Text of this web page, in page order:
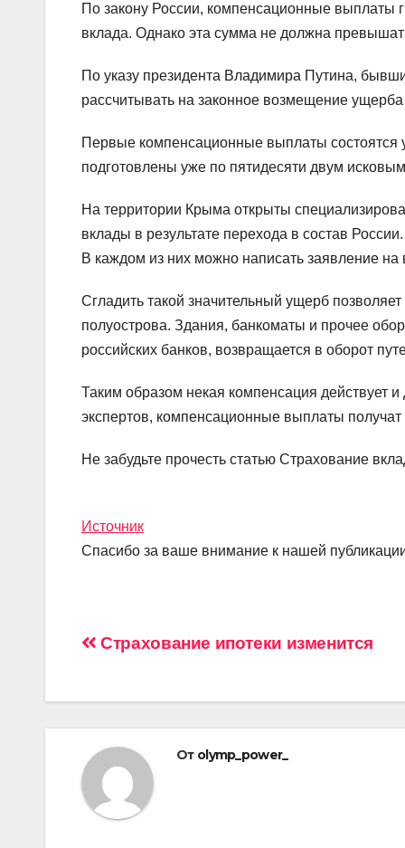
По закону России, компенсационные выплаты
вклада. Однако эта сумма не должна
По указу президента Владимира Путина,
рассчитывать на законное возмещение
Первые компенсационные выплаты
подготовлены уже по пятидесяти двум
На территории Крыма открыты
вклады в результате перехода в состав
В каждом из них можно написать заявление
Сгладить такой значительный ущерб
полуострова. Здания, банкоматы и прочее
российских банков, возвращается в оборот
Таким образом некая компенсация действует
экспертов, компенсационные выплаты
Не забудьте прочесть статью Страхование
Источник
Спасибо за ваше внимание к нашей
Навигация
Страхование ипотеки изменится
От olymp_power_